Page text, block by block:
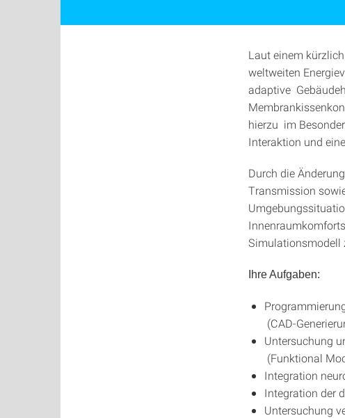
Laut einem
weltweiten
adaptive
hierzu im
Interaktion und
Durch die
Transmission
Simulationsmodell
Ihre Aufgaben:
(CAD-
Untersuchung
(Funktional
Integration
Integration der
Untersuchung